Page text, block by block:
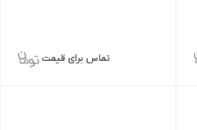
تماس برای قیمت